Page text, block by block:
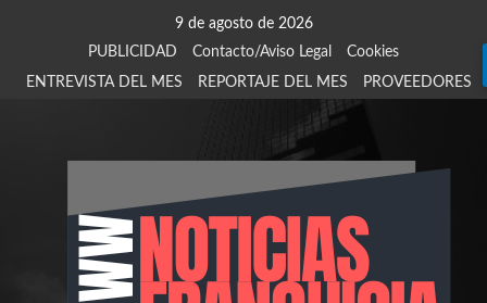
9 de agosto de 2026
PUBLICIDAD
Contacto/Aviso Legal
Cookies
ENTREVISTA DEL MES
REPORTAJE DEL MES PROVEEDORES